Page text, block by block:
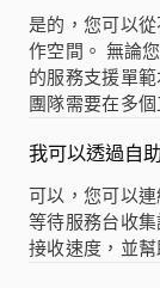
是的，您可以
作空間。 無論
的服務支援單
團隊需要在多
我可以透過自
可以，您可以
等待服務台收
接收速度，並